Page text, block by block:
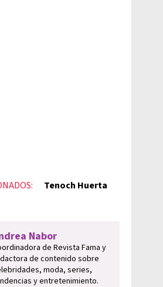
Tenoch Huerta
Nabor
de Revista Fama y
de contenido sobre
moda, series,
y entretenimiento.